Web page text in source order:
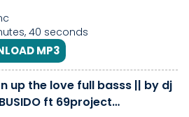
40 seconds
MP3
up the love full basss || by dj
BUSIDO ft 69project